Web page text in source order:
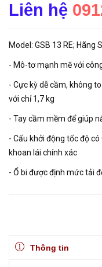
Liên hệ
Model: GSB 13 RE; Hãng
- Mô-tơ mạnh mẽ với
- Cực kỳ dễ cầm, không
với chỉ 1,7 kg
- Tay cầm mềm để giúp
- Cấu khởi động tốc độ
khoan lái chính xác
- Ổ bi được định mức tải
Thông tin